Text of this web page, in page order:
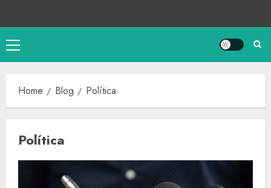
Home Blog Política
Política